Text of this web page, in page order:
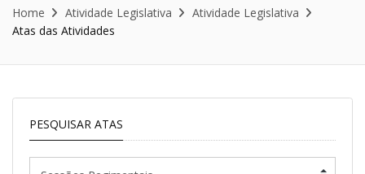
Home Atividade Legislativa
Atividade Legislativa
Atas das Atividades
PESQUISAR ATAS